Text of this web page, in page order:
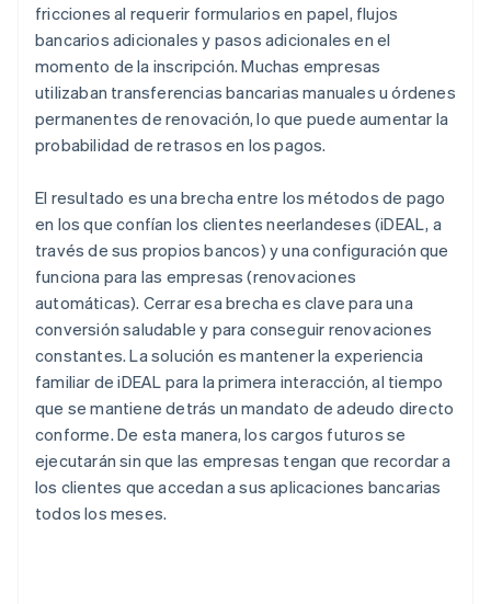
fricciones al requerir formularios en papel, flujos
bancarios adicionales y pasos adicionales en el
momento de la inscripción. Muchas empresas
utilizaban transferencias bancarias manuales u órdenes
permanentes de renovación, lo que puede aumentar la
probabilidad de retrasos en los pagos.
El resultado es una brecha entre los métodos de pago
en los que confían los clientes neerlandeses (iDEAL, a
través de sus propios bancos) y una configuración que
funciona para las empresas (renovaciones
automáticas). Cerrar esa brecha es clave para una
conversión saludable y para conseguir renovaciones
constantes. La solución es mantener la experiencia
familiar de iDEAL para la primera interacción, al tiempo
que se mantiene detrás un mandato de adeudo directo
conforme. De esta manera, los cargos futuros se
ejecutarán sin que las empresas tengan que recordar a
los clientes que accedan a sus aplicaciones bancarias
todos los meses.